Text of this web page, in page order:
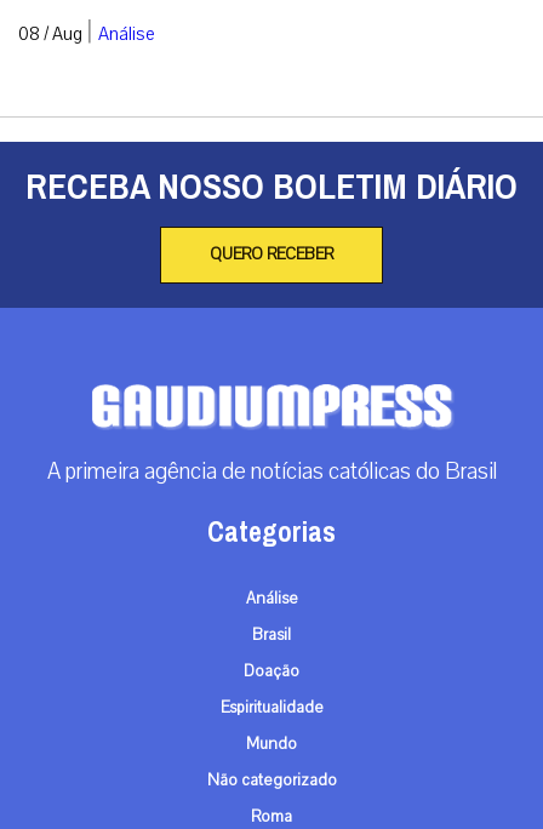
08 / Aug | Análise
RECEBA NOSSO BOLETIM DIÁRIO
QUERO RECEBER
A primeira agência de notícias católicas do Brasil
Categorias
Análise
Brasil
Doação
Espiritualidade
Mundo
Não categorizado
Roma